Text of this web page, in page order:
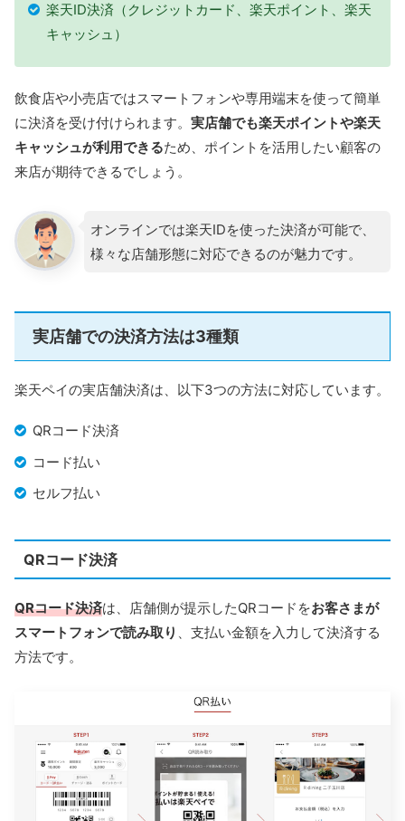
楽天ID決済（クレジットカード、楽天ポイント、楽天
キャッシュ）
飲食店や小売店ではスマートフォンや専用端末を使って簡単
に決済を受け付けられます。 実店舗でも楽天ポイントや楽天
キャッシュが利用できるため、ポイントを活用したい顧客の
来店が期待できるでしょう。
オンラインでは楽天IDを使った決済が可能で、
様々な店舗形態に対応できるのが魅力です。
実店舗での決済方法は3種類
楽天ペイの実店舗決済は、以下3つの方法に対応しています。
QRコード決済
コード払い
セルフ払い
QRコード決済
QRコード決済は、店舗側が提示したQRコードをお客さまが
スマートフォンで読み取り
、支払い金額を入力して決済する
方法です。